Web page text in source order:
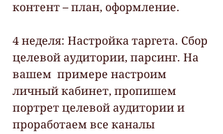
контент – план, оформление.
4 неделя: Настройка таргета. Сбор
целевой аудитории, парсинг. На
вашем  примере настроим
личный кабинет, пропишем
портрет целевой аудитории и
проработаем все каналы